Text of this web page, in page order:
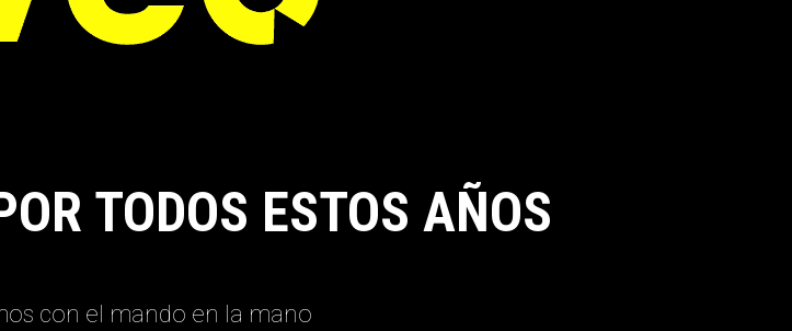
TODOS ESTOS AÑOS
con el mando en la mano